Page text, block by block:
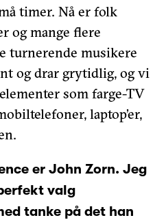
timer. Nå er folk
og mange flere
turnerende musikere
og drar grytidlig, og vi
som farge-TV
laptop’er,
er John Zorn. Jeg
valg
tanke på det han